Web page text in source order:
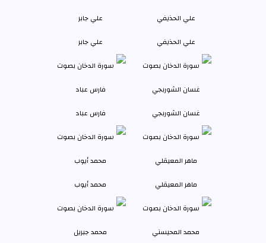
علي الحذيفي علي جابر
غسان الشوربجي فارس عباد
ماهر المعيقلي محمد أيوب